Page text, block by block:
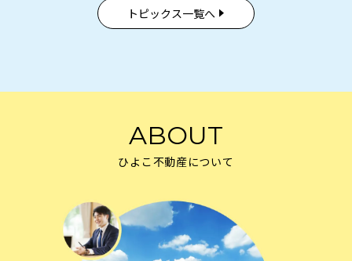
トピックス一覧へ
ABOUT
ひよこ不動産について